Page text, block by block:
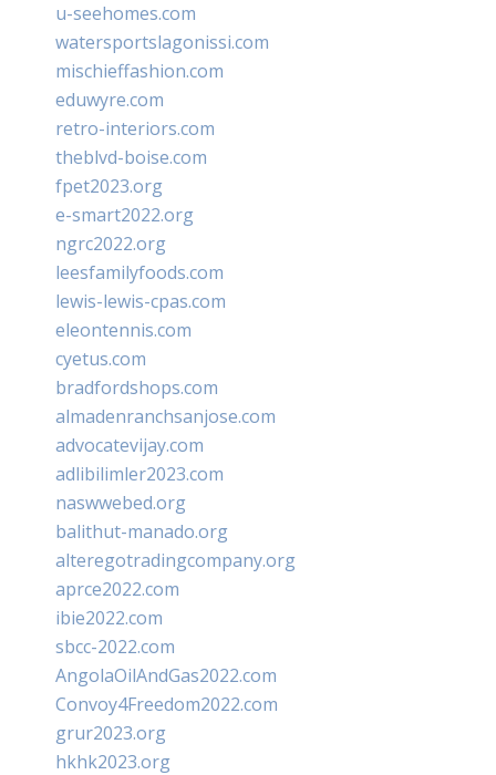
u-seehomes.com
watersportslagonissi.com
mischieffashion.com
eduwyre.com
retro-interiors.com
theblvd-boise.com
fpet2023.org
e-smart2022.org
ngrc2022.org
leesfamilyfoods.com
lewis-lewis-cpas.com
eleontennis.com
cyetus.com
bradfordshops.com
almadenranchsanjose.com
advocatevijay.com
adlibilimler2023.com
naswwebed.org
balithut-manado.org
alteregotradingcompany.org
aprce2022.com
ibie2022.com
sbcc-2022.com
AngolaOilAndGas2022.com
Convoy4Freedom2022.com
grur2023.org
hkhk2023.org